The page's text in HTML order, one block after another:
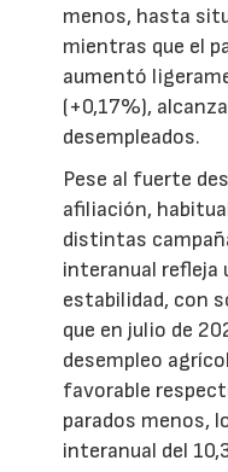
menos, hasta
mientras que el
aumentó
(+0,17%),
desempleados.
Pese al fuerte
afiliación,
distintas
interanual refleja
estabilidad, con
que en julio de
desempleo
favorable
parados menos,
interanual del